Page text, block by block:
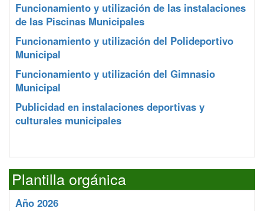
Funcionamiento y utilización de las instalaciones
de las Piscinas Municipales
Funcionamiento y utilización del Polideportivo
Municipal
Funcionamiento y utilización del Gimnasio
Municipal
Publicidad en instalaciones deportivas y
culturales municipales
Plantilla orgánica
Año 2026